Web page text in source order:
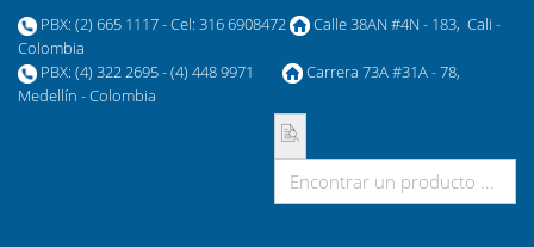
PBX: (2) 665 1117 - Cel: 316 6908472
Calle 38AN #4N - 183, Cali -
Colombia
PBX: (4) 322 2695 - (4) 448 9971
Carrera 73A #31A - 78,
Medellín - Colombia